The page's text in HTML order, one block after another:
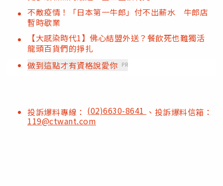
不敵疫情！「日本第一牛郎」付不出薪水 牛郎店
暫時歇業
【大感染時代1】佛心結盟外送？餐飲死也難獨活
龍頭百貨們的掙扎
做到這點才有資格說愛你 PR
投訴爆料專線： (02)6630-8641 、投訴爆料信箱：
119@ctwant.com